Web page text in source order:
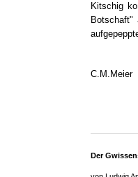
Kitschig
Botschaft"
C.M.Meier
Der